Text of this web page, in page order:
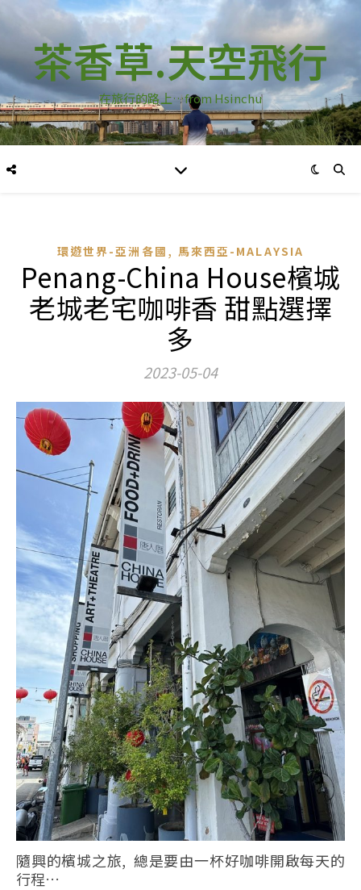
茶香草.天空飛行
在旅行的路上…from Hsinchu
環遊世界-亞洲各國 , 馬來西亞-MALAYSIA
Penang-China House檳城
老城老宅咖啡香 甜點選擇
多
2023-05-04
隨興的檳城之旅, 總是要由一杯好咖啡開啟每天的
行程…